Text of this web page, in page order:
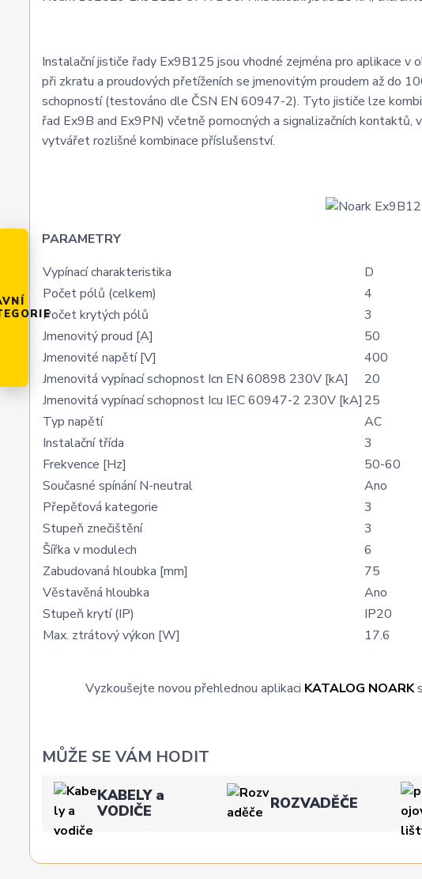
Instalační jističe řady Ex9B125 jsou vhodné zejména pro aplikace v
při zkratu a proudových přetíženích se jmenovitým proudem až do
schopností (testováno dle ČSN EN 60947-2). Tyto jističe lze
řad Ex9B and Ex9PN) včetně pomocných a signalizačních
vytvářet rozlišné kombinace příslušenství.
PARAMETRY
Vypínací charakteristika
D
Počet pólů (celkem)
4
Počet krytých pólů
3
Jmenovitý proud [A]
50
Jmenovité napětí [V]
400
Jmenovitá vypínací schopnost Icn EN 60898 230V [kA]
20
Jmenovitá vypínací schopnost Icu IEC 60947-2 230V [kA] 25
Typ napětí
AC
Instalační třída
3
Frekvence [Hz]
50-60
Současné spínání N-neutral
Ano
Přepěťová kategorie
3
Stupeň znečištění
3
Šířka v modulech
6
Zabudovaná hloubka [mm]
75
Věstavěná hloubka
Ano
Stupeň krytí (IP)
IP20
Max. ztrátový výkon [W]
17.6
Vyzkoušejte novou přehlednou aplikaci KATALOG NOARK
MŮŽE SE VÁM HODIT
KABELY a
VODIČE
ROZVADĚČE